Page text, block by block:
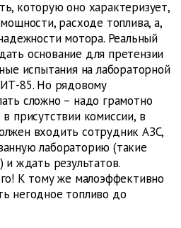
которую оно характеризует,
расходе топлива, а,
мотора. Реальный
основание для претензии
испытания на лабораторной
85. Но рядовому
сложно – надо грамотно
присутствии комиссии, в
входить сотрудник АЗС,
лабораторию (такие
ждать результатов.
К тому же малоэффективно
негодное топливо до